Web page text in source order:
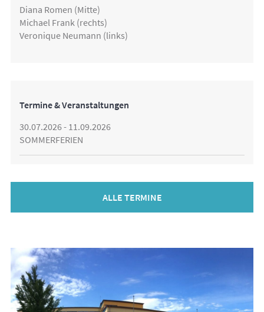
Diana Romen (Mitte)
Michael Frank (rechts)
Veronique Neumann (links)
Termine & Veranstaltungen
30.07.2026 - 11.09.2026
SOMMERFERIEN
ALLE TERMINE